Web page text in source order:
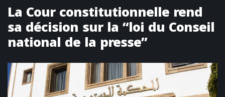
La Cour constitutionnelle rend
sa décision sur la “loi du Conseil
national de la presse”